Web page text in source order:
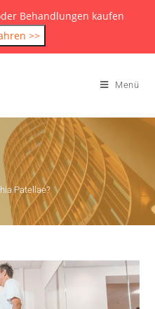
Behandlungen kaufen
>>
Menü
Patellae?